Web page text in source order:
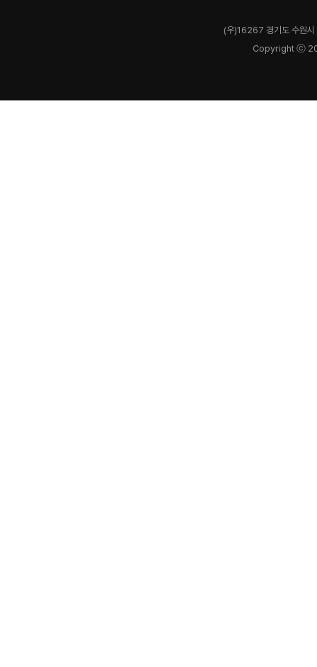
(우)16267 경기도 수원
Copyright ⓒ